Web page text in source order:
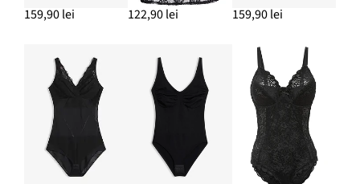
159,90 lei 122,90 lei 159,90 lei